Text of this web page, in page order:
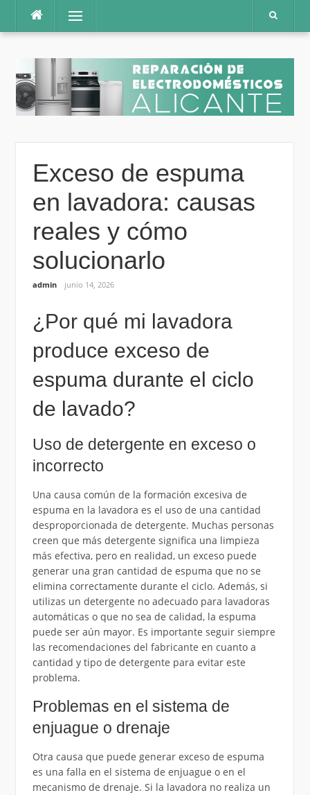
contenido
Menú
Exceso de espuma
en lavadora: causas
reales y cómo
solucionarlo
admin junio 14, 2026
¿Por qué mi lavadora
produce exceso de
espuma durante el ciclo
de lavado?
Uso de detergente en exceso o
incorrecto
Una causa común de la formación excesiva de
espuma en la lavadora es el uso de una cantidad
desproporcionada de detergente. Muchas personas
creen que más detergente significa una limpieza
más efectiva, pero en realidad, un exceso puede
generar una gran cantidad de espuma que no se
elimina correctamente durante el ciclo. Además, si
utilizas un detergente no adecuado para lavadoras
automáticas o que no sea de calidad, la espuma
puede ser aún mayor. Es importante seguir siempre
las recomendaciones del fabricante en cuanto a
cantidad y tipo de detergente para evitar este
problema.
Problemas en el sistema de
enjuague o drenaje
Otra causa que puede generar exceso de espuma
es una falla en el sistema de enjuague o en el
mecanismo de drenaje. Si la lavadora no realiza un